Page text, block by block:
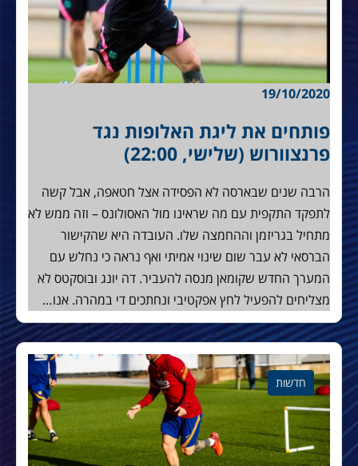
19/10/2020
פותחים את ליגת האלופות נגד
פרנצוורוש (שלישי, 22:00)
הרבה שנים שבארסה לא הפסידה אצל חטאפה, אבל קשה
לתפקד התקפית עם מה שראינו מול האסולונס – וזה ממש לא
מתחיל בגריזמן וההחמצה שלו. העובדה היא שהקישור
הברסאי לא עבר שום שינוי אמיתי ואף נראה כי נחלש עם
המערך החדש שקומאן מנסה להעביר. דה יונג ובוסקטס לא
מצליחים להפעיל לחץ אפקטיבי ונחתכים די במהרה. אנו…
חדשות